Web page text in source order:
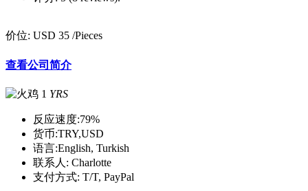
价位: USD 35 /Pieces
查看公司简介
1 YRS
反应速度:79%
货币:TRY,USD
语言:English, Turkish
联系人: Charlotte
支付方式: T/T, PayPal